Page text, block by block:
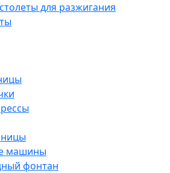
для разжигания
машины
фонтан